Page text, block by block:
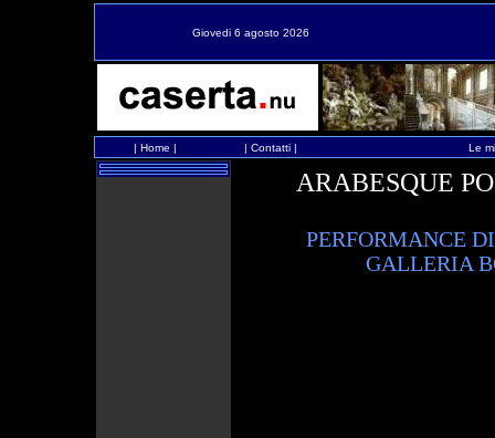
Giovedi 6 agosto 2026
| Home | | Contatti| Le
ARABESQUE
PERFORMANCE
GALLERIA